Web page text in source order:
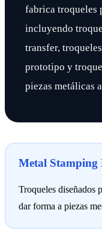
fabrica troqueles
incluyendo
transfer,
prototipo y
piezas metálicas
Metal Stamping
Troqueles diseñados
dar forma a piezas